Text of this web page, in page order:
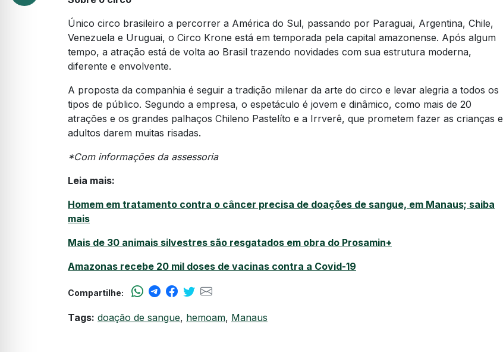
Único circo brasileiro a percorrer a América do Sul, passando por Paraguai, Argentina, Chile,
Venezuela e Uruguai, o Circo Krone está em temporada pela capital amazonense. Após algum
tempo, a atração está de volta ao Brasil trazendo novidades com sua estrutura moderna,
diferente e envolvente.
A proposta da companhia é seguir a tradição milenar da arte do circo e levar alegria a todos os
tipos de público. Segundo a empresa, o espetáculo é jovem e dinâmico, como mais de 20
atrações e os grandes palhaços Chileno Pastelíto e a Irrverê, que prometem fazer as crianças e
adultos darem muitas risadas.
*Com informações da assessoria
Leia mais:
Homem em tratamento contra o câncer precisa de doações de sangue, em Manaus; saiba
mais
Mais de 30 animais silvestres são resgatados em obra do Prosamin+
Amazonas recebe 20 mil doses de vacinas contra a Covid-19
Compartilhe:
Tags: doação de sangue, hemoam, Manaus